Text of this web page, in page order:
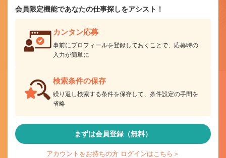
会員限定機能であなたの仕事探しをアシスト！
カンタン応募
事前にプロフィールを登録しておくことで、応募時の
入力が簡単に
検索条件の保存
繰り返し検索する条件を保存して、条件設定の手間を
省略
まずは会員登録（無料）
アカウントをお持ちの方 ログインはこちら＞